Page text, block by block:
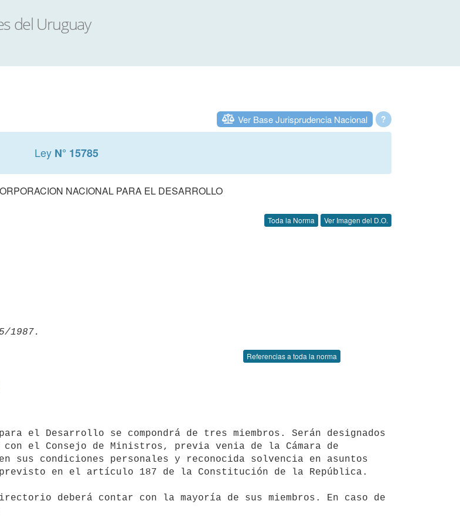
?
Ver Base Jurisprudencia Nacional
Ley N° 15785
NACIONAL PARA EL DESARROLLO
Toda la Norma Ver Imagen del D.O.
Referencias a toda la norma
el Consejo de Ministros, previa venia de la Cámara de
sus condiciones personales y reconocida solvencia en asuntos
en el artículo 187 de la Constitución de la República.